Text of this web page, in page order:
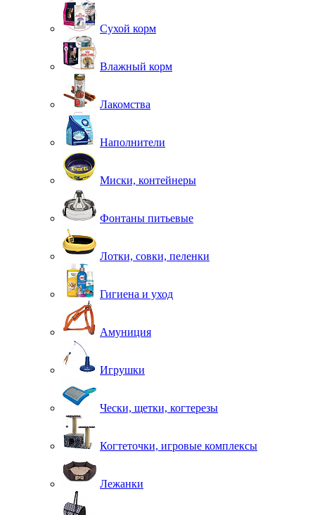
Сухой корм
Влажный корм
Лакомства
Наполнители
Миски, контейнеры
Фонтаны питьевые
Лотки, совки, пеленки
Гигиена и уход
Амуниция
Игрушки
Чески, щетки, когтерезы
Когтеточки, игровые комплексы
Лежанки